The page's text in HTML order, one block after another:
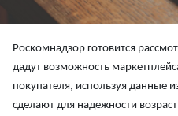
Роскомнадзор готовится
дадут возможность
покупателя, используя данные
сделают для надежности